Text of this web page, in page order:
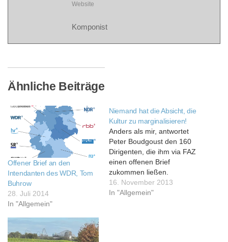
Website
Komponist
Ähnliche Beiträge
Offener Brief an den
Intendanten des WDR, Tom
Buhrow
28. Juli 2014
In "Allgemein"
Niemand hat die Absicht, die
Kultur zu marginalisieren!
Anders als mir, antwortet
Peter Boudgoust den 160
Dirigenten, die ihm via FAZ
einen offenen Brief
zukommen ließen.
http://www.faz.net/aktuell/feuilleton/
die-fusion-der-swr-
16. November 2013
In "Allgemein"